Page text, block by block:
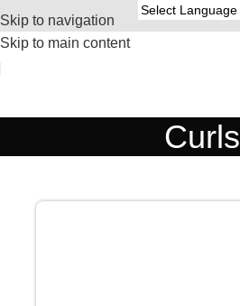
Skip to navigation
Skip to main content
Curls